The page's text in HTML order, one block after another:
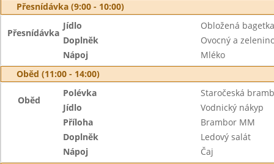
Přesnídávka (9:00 - 10:00)
Přesnídávka
Jídlo
Obložená bagetka
Doplněk
Ovocný a
Nápoj
Mléko
Oběd (11:00 - 14:00)
Oběd
Polévka
Staročeská
Jídlo
Vodnický nákyp
Příloha
Brambor MM
Doplněk
Ledový salát
Nápoj
Čaj